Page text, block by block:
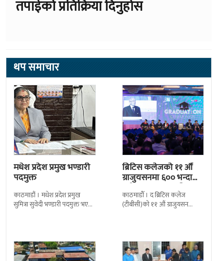
तपाईको प्रतिक्रिया दिनुहोस
थप समाचार
मधेश प्रदेश प्रमुख भण्डारी
पदमुक्त
काठमाडौं । मधेश प्रदेश प्रमुख
सुमित्रा सुवेदी भण्डारी पदमुक्त भएकी
ब्रिटिस कलेजको ११ औँ
ग्राजुयसनमा ६०० भन्दा
बढी ग्राजुयट सम्मानित
काठमाडौँ । द ब्रिटिस कलेज
(टीबीसी)को ११ औं ग्राजुयसन